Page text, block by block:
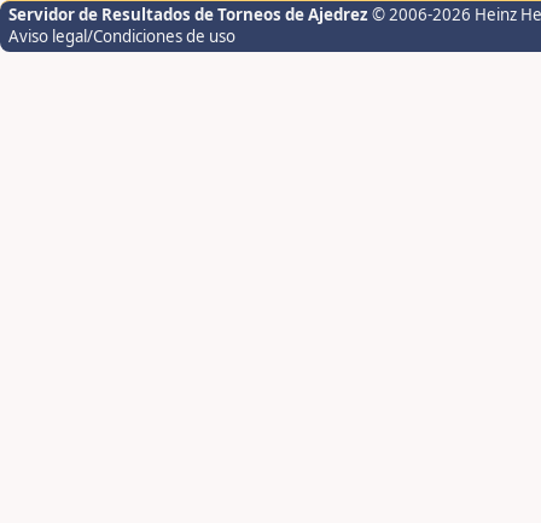
Servidor de Resultados de Torneos de Ajedrez © 2006-2026 Heinz
Aviso legal/Condiciones de uso